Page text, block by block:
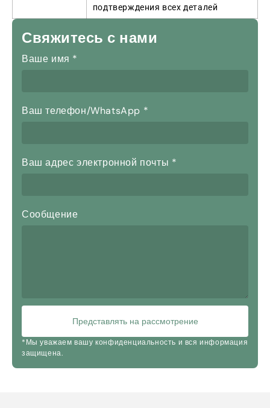
подтверждения всех деталей
Свяжитесь с нами
Ваше имя *
Ваш телефон/WhatsApp *
Ваш адрес электронной почты *
Сообщение
Представлять на рассмотрение
*Мы уважаем вашу конфиденциальность и вся информация
защищена.